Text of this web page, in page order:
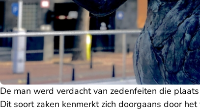
De man werd verdacht van zedenfeiten die
Dit soort zaken kenmerkt zich doorgaans door